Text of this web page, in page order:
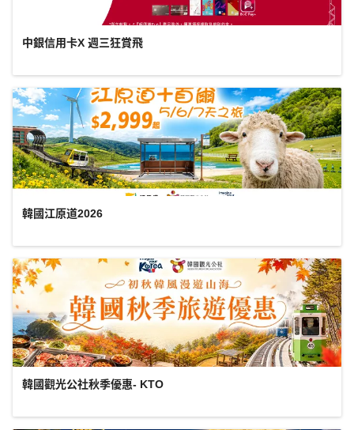
中銀信用卡X 週三狂賞飛
韓國江原道2026
韓國觀光公社秋季優惠- KTO